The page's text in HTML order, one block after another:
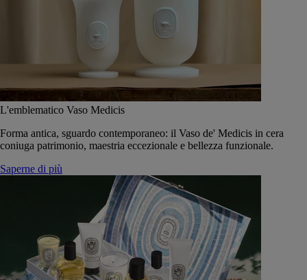
L'emblematico Vaso Medicis
Forma antica, sguardo contemporaneo: il Vaso de' Medicis in cera
coniuga patrimonio, maestria eccezionale e bellezza funzionale.
Saperne di più